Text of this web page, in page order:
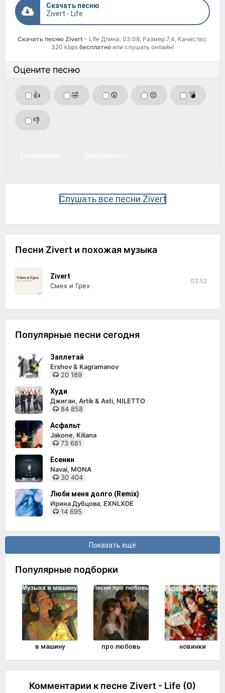
Скачать песню
Zivert - Life
Скачать песню Zivert - Life Длина: 03:08, Размер:7,4, Качество:
320 kbps бесплатно или слушать онлайн!
Оцените песню
👍 🤣 😲 😔 💣
👎
Слушать все песни Zivert
Песни Zivert и похожая музыка
Zivert
Смех и Грех
03:52
Популярные песни сегодня
Заплетай
Ershov & Kagramanov
20 189
Худи
Джиган, Artik & Asti, NILETTO
84 858
Асфальт
Jakone, Kiliana
73 681
Есенин
Navai, MONA
30 404
Люби меня долго (Remix)
Ирина Дубцова, EXNLXDE
14 695
Показать ещё
Популярные подборки
в машину про любовь новинки
Комментарии к песне Zivert - Life (0)